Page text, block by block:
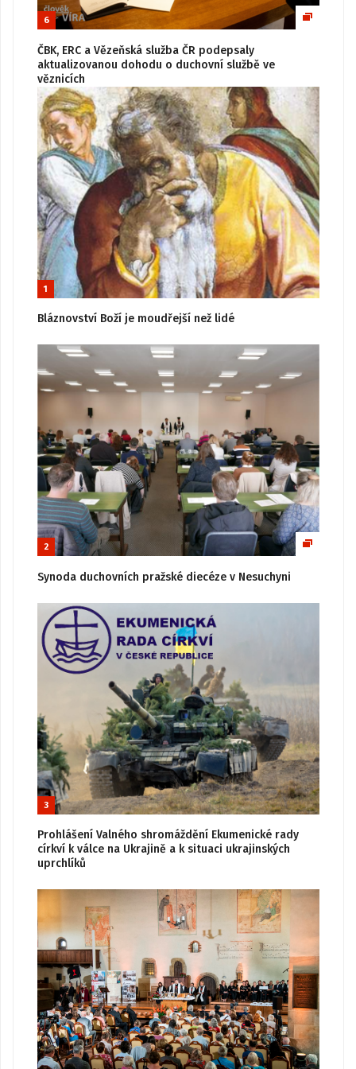
6
ČBK, ERC a Vězeňská služba ČR podepsaly
aktualizovanou dohodu o duchovní službě ve
věznicích
1
Bláznovství Boží je moudřejší než lidé
2
Synoda duchovních pražské diecéze v Nesuchyni
3
Prohlášení Valného shromáždění Ekumenické rady
církví k válce na Ukrajině a k situaci ukrajinských
uprchlíků